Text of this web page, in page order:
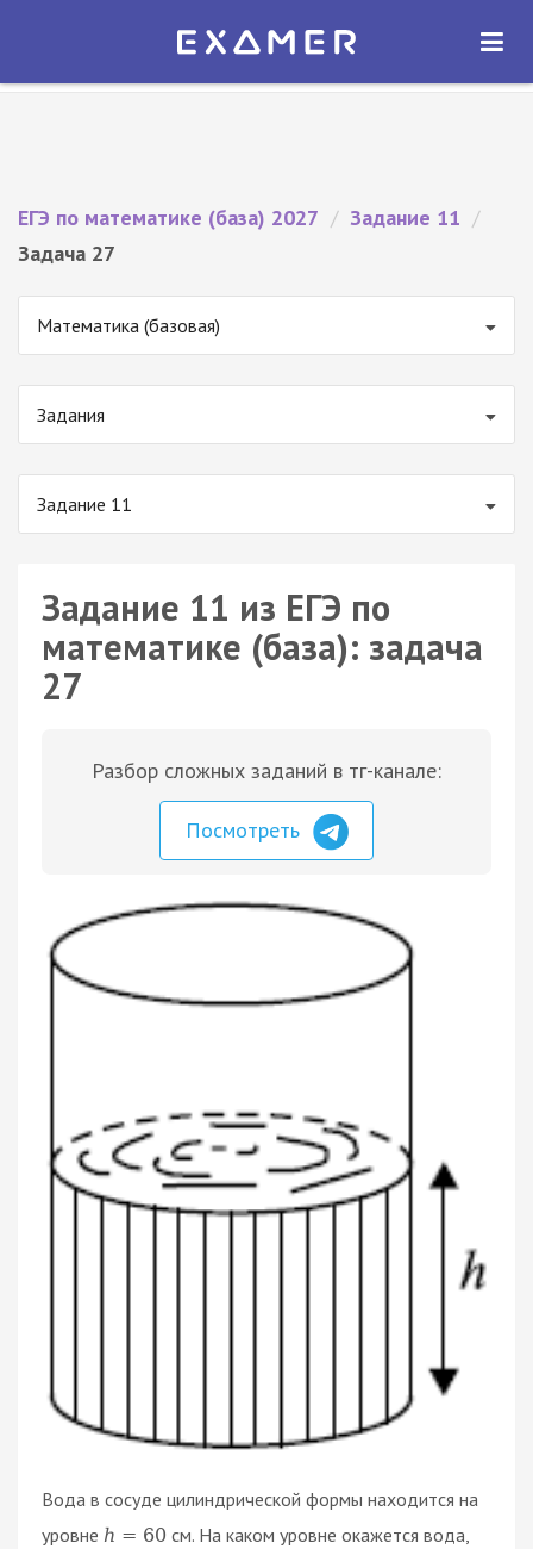
Экзамер — ЕГЭ 2027
ОТКРЫТЬ
ЕГЭ по математике (база) 2027 / Задание 11 /
Задача 27
Математика (базовая)
Задания
Задание 11
Задание 11 из ЕГЭ по
математике (база): задача
27
Разбор сложных заданий в тг-канале:
Посмотреть
Вода в сосуде цилиндрической формы находится на
уровне h = 60 см. На каком уровне окажется вода,